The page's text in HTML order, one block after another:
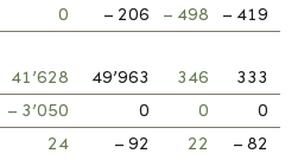
0 – 206 – 498
– 419
41’628 49’963 346
333
– 3’050 0 0
0
24 – 92 22
– 82